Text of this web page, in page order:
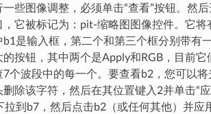
些图像调整，必须单击“查看”按钮。然后
它被标记为：pit-缩略图图像控件。它将
是输入框，第二个和第三个框分别带有
按钮，其中两个是Apply和RGB，目前它
个波段中的每一个。要查看b2，您可以
除该字符，然后在其位置键入2并单击“
拉到b7，然后点击b2（或任何其他）并应